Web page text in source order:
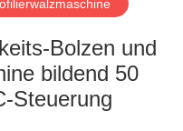
Bolzen und
bildend 50
Steuerung